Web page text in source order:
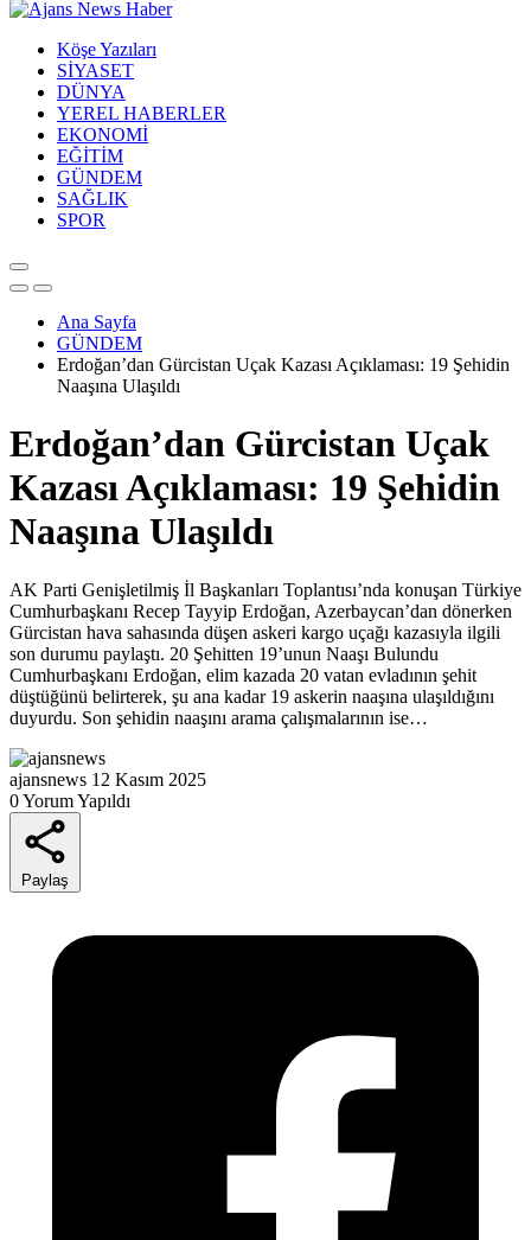
Köşe Yazıları
SİYASET
DÜNYA
YEREL HABERLER
EKONOMİ
EĞİTİM
GÜNDEM
SAĞLIK
SPOR
Ana Sayfa
GÜNDEM
Erdoğan’dan Gürcistan Uçak Kazası Açıklaması: 19 Şehidin
Naaşına Ulaşıldı
Erdoğan’dan Gürcistan Uçak
Kazası Açıklaması: 19 Şehidin
Naaşına Ulaşıldı
AK Parti Genişletilmiş İl Başkanları Toplantısı’nda konuşan Türkiye
Cumhurbaşkanı Recep Tayyip Erdoğan, Azerbaycan’dan dönerken
Gürcistan hava sahasında düşen askeri kargo uçağı kazasıyla ilgili
son durumu paylaştı. 20 Şehitten 19’unun Naaşı Bulundu
Cumhurbaşkanı Erdoğan, elim kazada 20 vatan evladının şehit
düştüğünü belirterek, şu ana kadar 19 askerin naaşına ulaşıldığını
duyurdu. Son şehidin naaşını arama çalışmalarının ise…
ajansnews 12 Kasım 2025
0 Yorum Yapıldı
Paylaş